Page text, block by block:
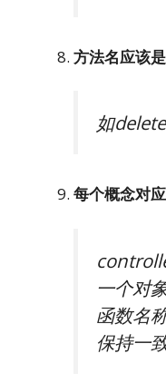
方法名应该
如
每个概念对
一个对
函数名
保持一致